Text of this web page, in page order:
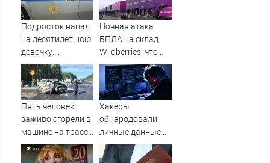
Подросток напал
на десятилетнюю
девочку,
ворвавшись в
квартиру
Ночная атака
БПЛА на склад
Wildberries: что
известно об
очередном ударе
по логистическим
центрам
07/08/2026 –
Пять человек
заживо сгорели в
машине на трассе
(ФОТО)
Хакеры
обнародовали
личные данные
более 100 тысяч
британских